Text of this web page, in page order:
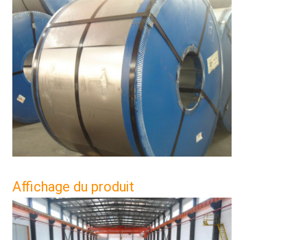
Affichage du produit